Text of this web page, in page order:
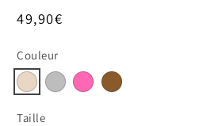
Prix
49,90€
Couleur
Taille